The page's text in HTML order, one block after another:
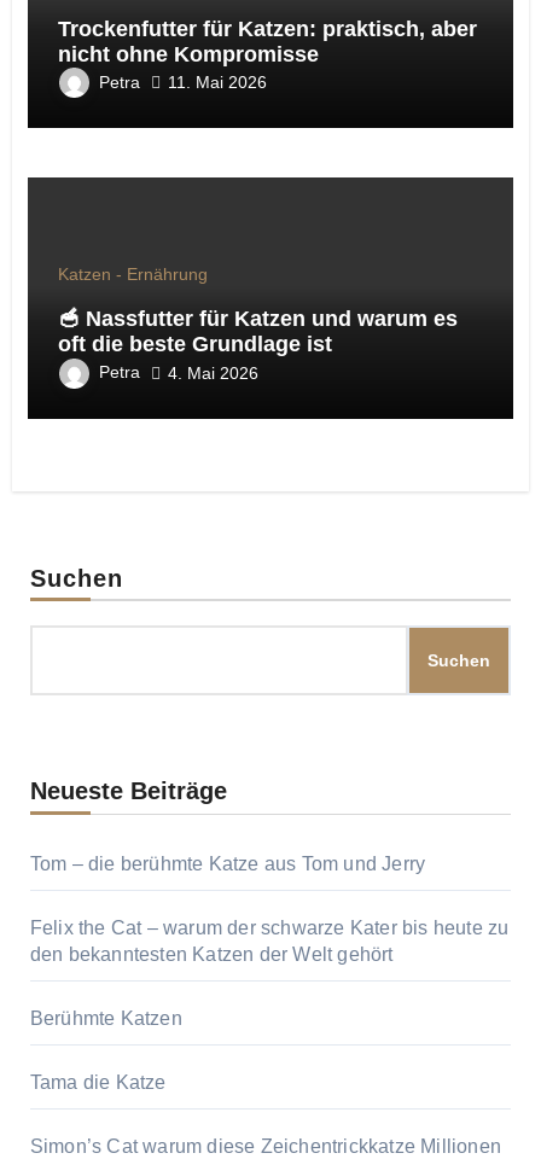
Trockenfutter für Katzen: praktisch, aber
nicht ohne Kompromisse
Petra 11. Mai 2026
Katzen - Ernährung
🥣 Nassfutter für Katzen und warum es
oft die beste Grundlage ist
Petra 4. Mai 2026
Suchen
Suchen
Neueste Beiträge
Tom – die berühmte Katze aus Tom und Jerry
Felix the Cat – warum der schwarze Kater bis heute zu
den bekanntesten Katzen der Welt gehört
Berühmte Katzen
Tama die Katze
Simon’s Cat warum diese Zeichentrickkatze Millionen